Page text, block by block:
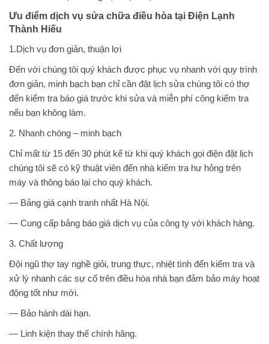
Ưu điểm dịch vụ sửa chữa điều hòa tại Điện Lạnh
Thành Hiếu
1.Dịch vụ đơn giản, thuận lợi
Đến với chúng tôi quý khách được phục vụ nhanh với quy trình
đơn giản, minh bạch bạn chỉ cần đặt lịch sửa chúng tôi có thợ
đến kiểm tra báo giá trước khi sửa và miễn phí công kiểm tra
nếu bạn không làm.
2. Nhanh chóng – minh bạch
Chỉ mất từ 15 đến 30 phút kể từ khi quý khách gọi điện đặt lịch
chúng tôi sẽ có kỹ thuật viên đến nhà kiểm tra hư hỏng trên
máy và thông báo lại cho quý khách.
— Bảng giá cạnh tranh nhất Hà Nội.
— Cung cấp bảng báo giá dịch vụ của công ty với khách hàng.
3. Chất lượng
Đội ngũ thợ tay nghề giỏi, trung thực, nhiệt tình đến kiểm tra và
xử lý nhanh các sự cố trên điều hòa nhà bạn đảm bảo máy hoạt
động tốt như mới.
— Bảo hành dài hạn.
— Linh kiện thay thế chính hãng.